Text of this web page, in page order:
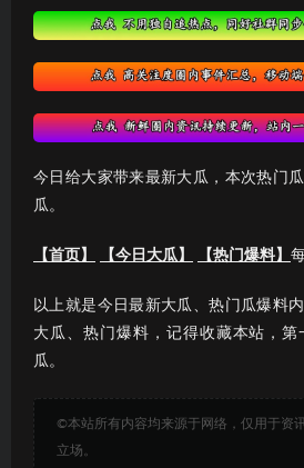
今日给大家带来最新大瓜，本次热门
瓜。
【首页】 【今日大瓜】 【热门爆料】
以上就是今日最新大瓜、热门瓜爆料
大瓜、热门爆料，记得收藏本站，
瓜。
©本站所有内容均来源于网络，仅用于资
立场。